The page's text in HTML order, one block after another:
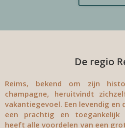
De regio
Reims, bekend om zijn
champagne, heruitvindt
vakantiegevoel. Een levendig en
een prachtig en toegankelijk
heeft alle voordelen van een